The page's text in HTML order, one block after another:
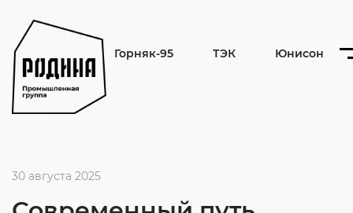
Горняк-95 ТЭК Юнисон
30 августа 2025